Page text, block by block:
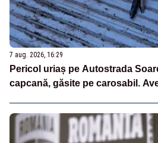
7 aug. 2026, 16:29
Pericol uriaș pe Autostrada
capcană, găsite pe carosabil.